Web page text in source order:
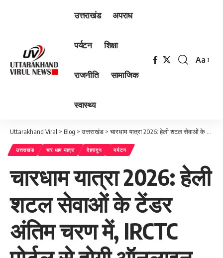
उत्तराखंड अपराध
पर्यटन शिक्षा
राजनीति सामाजिक
स्वास्थ्य
Font
Aa
Uttarakhand Viral > Blog >उत्तराखंड >चारधाम यात्रा 2026: हेली शटल सेवाओं के टेंडर अंतिम चरण में, IRCTC पोर्टल से होगी ऑनलाइन बुकिंग
उत्तराखंड चार धाम यात्रा देहरादून पर्यटन
चारधाम यात्रा 2026: हेली
शटल सेवाओं के टेंडर
अंतिम चरण में, IRCTC